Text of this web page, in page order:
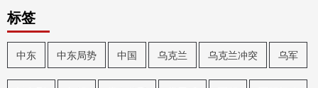
标签
中东 中东局势 中国 乌克兰 乌克兰冲突 乌军